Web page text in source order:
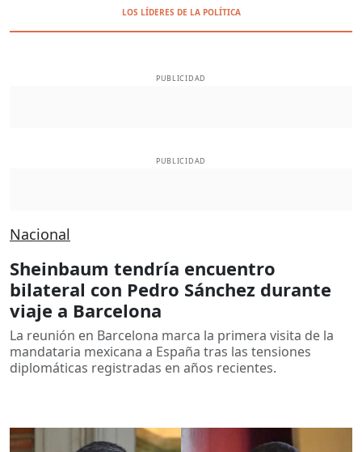
LOS LÍDERES DE LA POLÍTICA
PUBLICIDAD
PUBLICIDAD
Nacional
Sheinbaum tendría encuentro
bilateral con Pedro Sánchez durante
viaje a Barcelona
La reunión en Barcelona marca la primera visita de la
mandataria mexicana a España tras las tensiones
diplomáticas registradas en años recientes.